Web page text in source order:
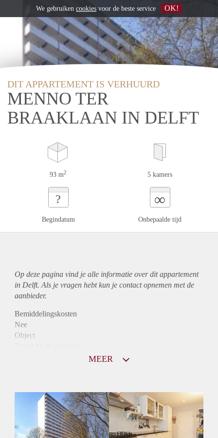
DIT APPARTEMENT IS VERHUURD
MENNO TER
BRAAKLAAN IN DELFT
93 m2 5 kamers
?
Begindatum
∞
Onbepaalde tijd
Op deze pagina vind je alle informatie over ditappartement
in Delft. Als je vragen hebt kun je contact opnemen met de
aanbieder.
Bemiddelingskosten
Nee
Object
Huurtoeslag
Niet mogelijk
Inkomen eis
2,9 X Maandhuur Bruto
MEER
We gebruiken cookies voor de beste service OK!